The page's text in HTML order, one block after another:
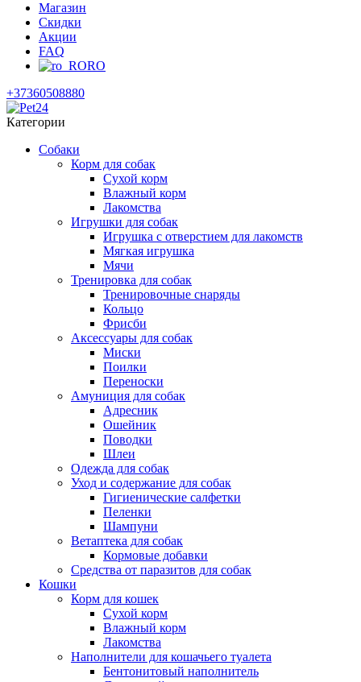
Магазин
Скидки
Акции
FAQ
RO
+37360508880
Категории
Собаки
Корм для собак
Сухой корм
Влажный корм
Лакомства
Игрушки для собак
Игрушка с отверстием для лакомств
Мягкая игрушка
Мячи
Тренировка для собак
Тренировочные снаряды
Кольцо
Фрисби
Аксессуары для собак
Миски
Поилки
Переноски
Амуниция для собак
Адресник
Ошейник
Поводки
Шлеи
Одежда для собак
Уход и содержание для собак
Гигиенические салфетки
Пеленки
Шампуни
Ветаптека для собак
Кормовые добавки
Средства от паразитов для собак
Кошки
Корм для кошек
Сухой корм
Влажный корм
Лакомства
Наполнители для кошачьего туалета
Бентонитовый наполнитель